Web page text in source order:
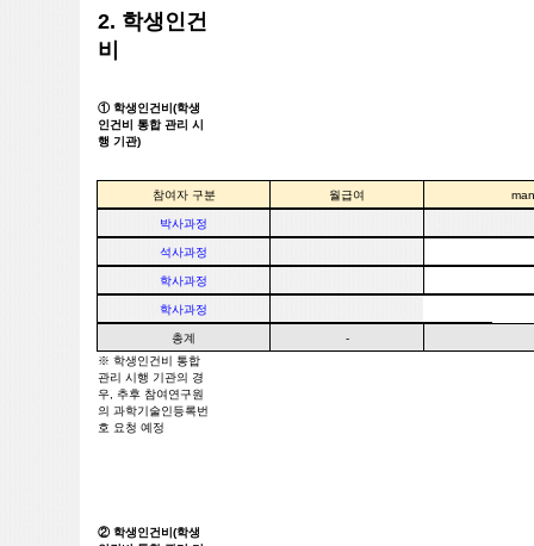
2. 학생인건
비
① 학생인건비(학생
인건비 통합 관리 시
행 기관)
참여자 구분 월급여
박사과정
석사과정
학사과정
학사과정
총계
-
※ 학생인건비 통합
관리 시행 기관의 경
우, 추후 참여연구원
의 과학기술인등록번
호 요청 예정
② 학생인건비(학생